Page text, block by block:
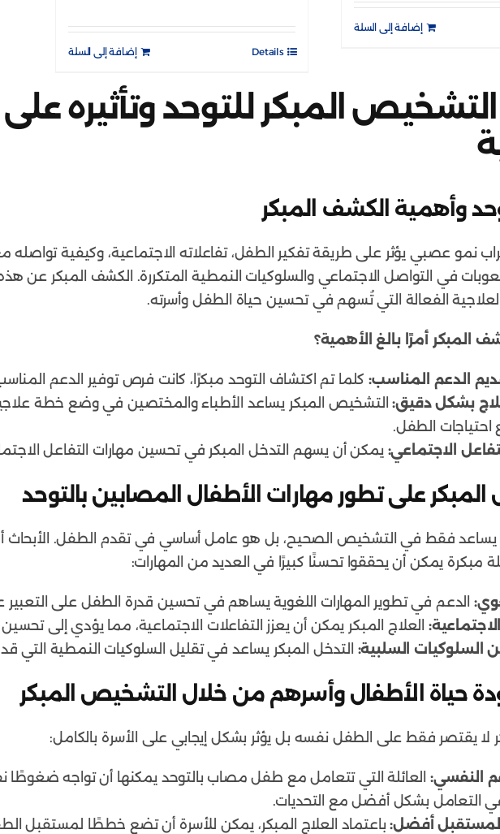
إضافة إلى السلة
إضافة إلى السلة Details
المبكر للتوحد وتأثيره على
وأهمية الكشف المبكر
نمو عصبي يؤثر على طريقة تفكير الطفل، تفاعلاته الاجتماعية، وكيفية تواصله
في التواصل الاجتماعي والسلوكيات النمطية المتكررة. الكشف المبكر عن
الفعالة التي تُسهم في تحسين حياة الطفل وأسرته.
المبكر أمرًا بالغ الأهمية؟
الدعم المناسب:كلما تم اكتشاف التوحد مبكرًا، كانت فرص توفير الدعم
بشكل دقيق:التشخيص المبكر يساعد الأطباء والمختصين في وضع خطة
احتياجات الطفل.
الاجتماعي: يمكن أن يسهم التدخل المبكر في تحسين مهارات التفاعل
المبكر على تطور مهارات الأطفال المصابين بالتوحد
لا يساعد فقط في التشخيص الصحيح، بل هو عامل أساسي في تقدم الطفل. الأبحاث
مبكرة يمكن أن يحققوا تحسنًا كبيرًا في العديد من المهارات:
الدعم في تطوير المهارات اللغوية يساهم في تحسين قدرة الطفل على
العلاج المبكر يمكن أن يعزز التفاعلات الاجتماعية، مما يؤدي إلى تحسين
السلوكيات السلبية: التدخل المبكر يساعد في تقليل السلوكيات النمطية التي
حياة الأطفال وأسرهم من خلال التشخيص المبكر
لا يقتصر فقط على الطفل نفسه بل يؤثر بشكل إيجابي على الأسرة بالكامل:
النفسي: العائلة التي تتعامل مع طفل مصاب بالتوحد يمكنها أن تواجه ضغوطًا
التعامل بشكل أفضل مع التحديات.
لمستقبل أفضل:باعتماد العلاج المبكر، يمكن للأسرة أن تضع خططًا لمستقبل